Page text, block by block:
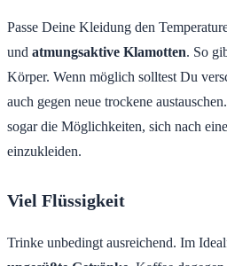
Passe Deine Kleidung den
und atmungsaktive Klamotten. So
Körper. Wenn möglich solltest Du
auch gegen neue trockene
sogar die Möglichkeiten, sich nach
einzukleiden.
Viel Flüssigkeit
Trinke unbedingt ausreichend. Im